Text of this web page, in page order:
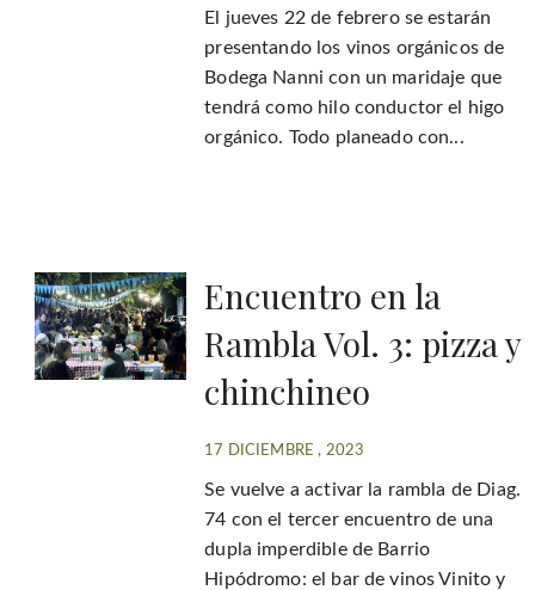
El jueves 22 de febrero se estarán
presentando los vinos orgánicos de
Bodega Nanni con un maridaje que
tendrá como hilo conductor el higo
orgánico. Todo planeado con...
Encuentro en la
Rambla Vol. 3: pizza y
chinchineo
17 DICIEMBRE , 2023
Se vuelve a activar la rambla de Diag.
74 con el tercer encuentro de una
dupla imperdible de Barrio
Hipódromo: el bar de vinos Vinito y